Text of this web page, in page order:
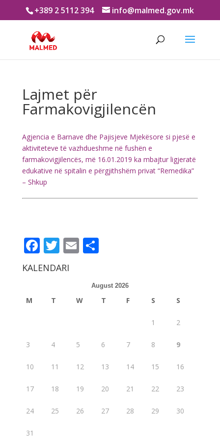
+389 2 5112 394 info@malmed.gov.mk
Lajmet për
Farmakovigjilencën
Agjencia e Barnave dhe Pajisjeve Mjekësore si pjesë e
aktiviteteve të vazhdueshme në fushën e
farmakovigjilencës, më 16.01.2019 ka mbajtur ligjeratë
edukative në spitalin e përgjithshëm privat “Remedika”
– Shkup
Facebook
Twitter
EmailShare
KALENDARI
August 2026
M T W T F S S
1 2
3 4 5 6 7 8 9
10 11 12 13 14 15 16
17 18 19 20 21 22 23
24 25 26 27 28 29 30
31